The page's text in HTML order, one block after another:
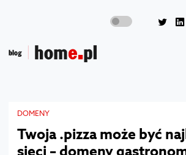
DOMENY
Twoja .pizza może być
sieci – domeny